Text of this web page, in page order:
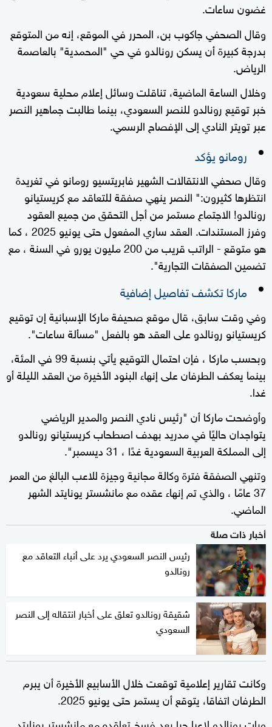
غضون ساعات.
وقال الصحفي جاكوب بن، المحرر في الموقع، إنه من المتوقع
بدرجة كبيرة أن يسكن رونالدو في حي "المحمدية" بالعاصمة
الرياض.
وخلال الساعة الماضية، تناقلت وسائل إعلام محلية سعودية
خبر توقيع رونالدو للنصر السعودي، بينما طالبت جماهير النصر
عبر تويتر النادي إلى الإفصاح الرسمي.
رومانو يؤكد
وقال صحفي الانتقالات الشهير فابريتسيو رومانو في تغريدة
انتظرها كثيرون:" النصر ينهي صفقة للتعاقد مع كريستيانو
رونالدو! الاجتماع مستمر من أجل التحقق من جميع العقود
وفرز المستندات. العقد ساري المفعول حتى يونيو 2025 ، كما
هو متوقع - الراتب قريب من 200 مليون يورو في السنة ، مع
تضمين الصفقات التجارية".
ماركا تكشف تفاصيل إضافية
وفي وقت سابق، قال موقع صحيفة ماركا الإسبانية إن توقيع
كريستيانو رونالدو على العقد هو بالفعل "مسألة ساعات".
وبحسب ماركا ، فإن احتمال التوقيع يأتي بنسبة 99 في المئة،
بينما يعكف الطرفان على إنهاء البنود الأخيرة من العقد الليلة أو
غدا.
وأوضحت ماركا أن "رئيس نادي النصر والمدير الرياضي
يتواجدان حاليًا في مدريد بهدف اصطحاب كريستيانو رونالدو
إلى المملكة العربية السعودية غدًا ، 31 ديسمبر".
وتنهي الصفقة فترة وكالة مجانية وجيزة للاعب البالغ من العمر
37 عامًا ، والذي تم إنهاء عقده مع مانشستر يونايتد الشهر
الماضي.
أخبار ذات صلة
رئيس النصر السعودي يرد على أنباء التعاقد مع
رونالدو
شقيقة رونالدو تعلق على أخبار انتقاله إلى النصر
السعودي
وكانت تقارير إعلامية توقعت خلال الأسابيع الأخيرة أن يبرم
الطرفان اتفاقا، يتوقع أن يستمر حتى يونيو 2025.
وبات رونالدو لاعبا حرا بعد فسخ تعاقده مع مانشستر يونايتد